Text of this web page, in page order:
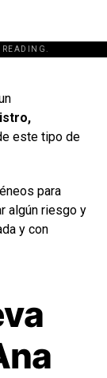
este tipo de
para
algún riesgo y
y con